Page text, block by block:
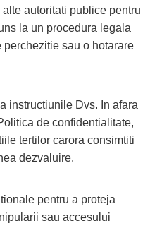
autoritati publice pentru
la un procedura legala
sau o hotarare
instructiunile Dvs. In afara
de confidentialitate,
tertilor carora consimtiti
dezvaluire.
pentru a proteja
sau accesului